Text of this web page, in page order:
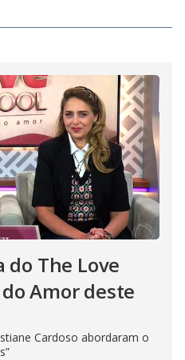
The Love
Amor deste
Cardoso abordaram o